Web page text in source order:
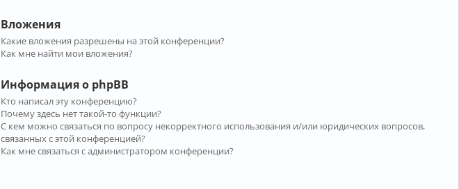
Вложения
Какие вложения разрешены на этой конференции?
Как мне найти мои вложения?
Информация о phpBB
Кто написал эту конференцию?
Почему здесь нет такой-то функции?
С кем можно связаться по вопросу некорректного использования и/или юридических вопросов,
связанных с этой конференцией?
Как мне связаться с администратором конференции?